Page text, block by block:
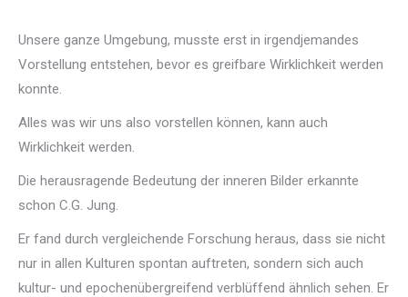
Unsere ganze Umgebung, musste erst in irgendjemandes
Vorstellung entstehen, bevor es greifbare Wirklichkeit werden
konnte.
Alles was wir uns also vorstellen können, kann auch
Wirklichkeit werden.
Die herausragende Bedeutung der inneren Bilder erkannte
schon C.G. Jung.
Er fand durch vergleichende Forschung heraus, dass sie nicht
nur in allen Kulturen spontan auftreten, sondern sich auch
kultur- und epochenübergreifend verblüffend ähnlich sehen. Er